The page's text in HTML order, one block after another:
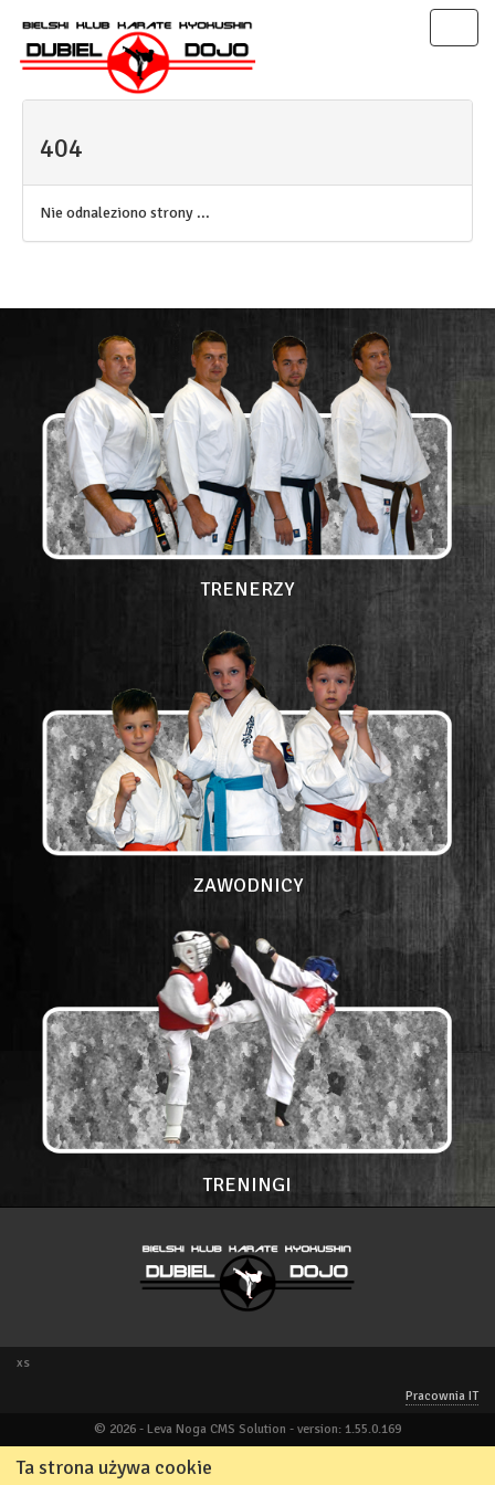
404
Nie odnaleziono strony ...
TRENERZY
ZAWODNICY
TRENINGI
xs
Pracownia IT
© 2026 - Leva Noga CMS Solution - version: 1.55.0.169
Ta strona używa cookie